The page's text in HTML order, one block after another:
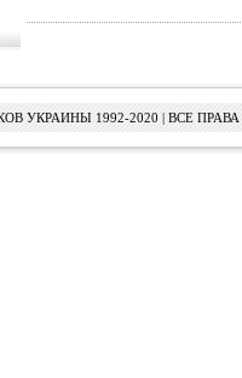
УКРАИНЫ 1992-2020 | ВСЕ